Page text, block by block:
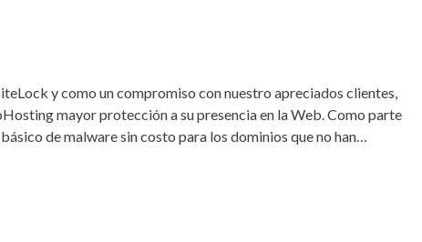
y como un compromiso con nuestro apreciados clientes,
mayor protección a su presencia en la Web. Como parte
de malware sin costo para los dominios que no han…